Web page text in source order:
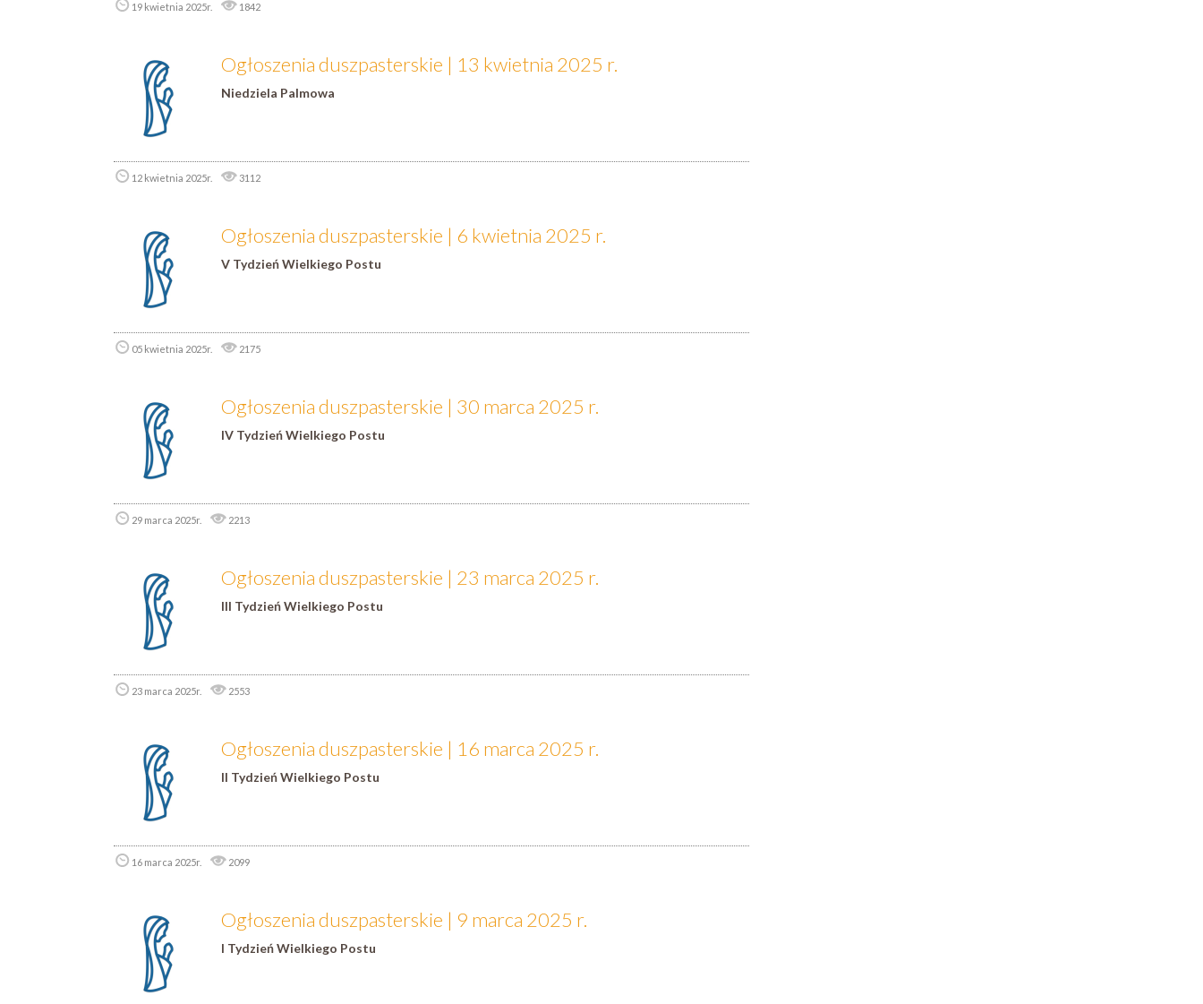
19 kwietnia 2025r. 1842
Ogłoszenia duszpasterskie | 13 kwietnia 2025 r.
Niedziela Palmowa
12 kwietnia 2025r. 3112
Ogłoszenia duszpasterskie | 6 kwietnia 2025 r.
V Tydzień Wielkiego Postu
05 kwietnia 2025r. 2175
Ogłoszenia duszpasterskie | 30 marca 2025 r.
IV Tydzień Wielkiego Postu
29 marca 2025r. 2213
Ogłoszenia duszpasterskie | 23 marca 2025 r.
III Tydzień Wielkiego Postu
23 marca 2025r. 2553
Ogłoszenia duszpasterskie | 16 marca 2025 r.
II Tydzień Wielkiego Postu
16 marca 2025r. 2099
Ogłoszenia duszpasterskie | 9 marca 2025 r.
I Tydzień Wielkiego Postu